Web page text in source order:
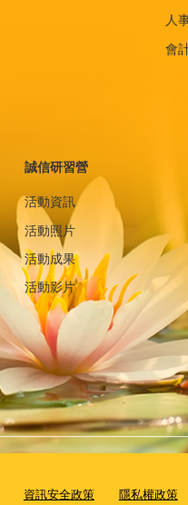
人
會
誠信研習營
活動資訊
活動照片
活動成果
活動影片
資訊安全政策 隱私權政策